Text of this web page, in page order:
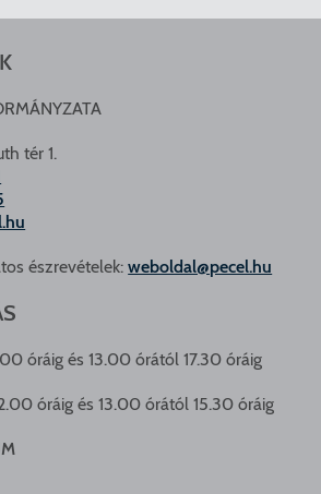
tér 1.
észrevételek:weboldal@pecel.hu
óráig és 13.00 órától 17.30 óráig
óráig és 13.00 órától 15.30 óráig